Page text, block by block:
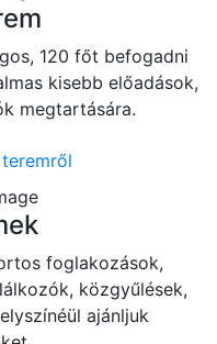
120 főt befogadni
kisebb előadások,
megtartására.
foglakozások,
közgyűlések,
ajánljuk